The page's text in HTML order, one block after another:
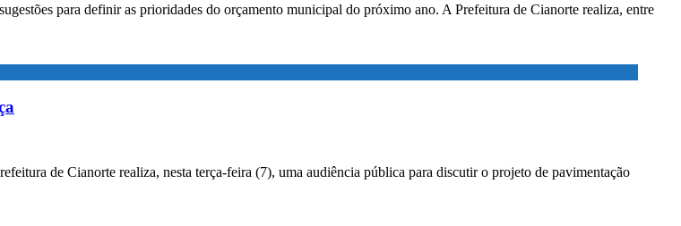
para definir as prioridades do orçamento municipal do próximo ano. A Prefeitura de Cianorte realiza, entre
de Cianorte realiza, nesta terça-feira (7), uma audiência pública para discutir o projeto de pavimentação